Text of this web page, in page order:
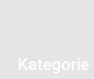
Kategorie